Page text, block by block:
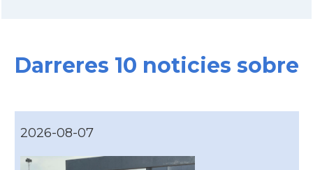
Darreres 10 noticies sobre
2026-08-07